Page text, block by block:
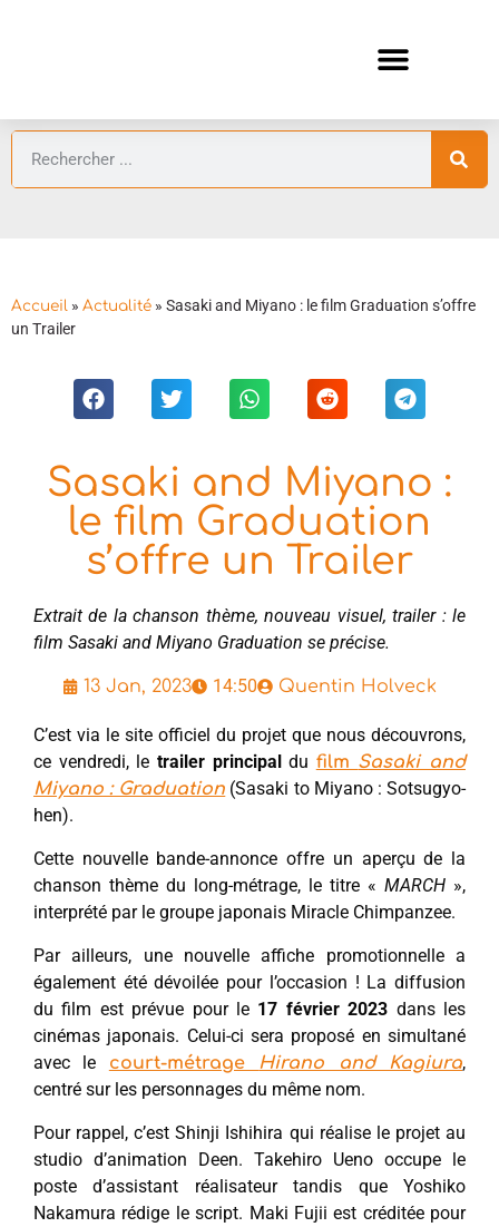
Accueil » Actualité » Sasaki and Miyano : le film Graduation s’offre
un Trailer
Sasaki and Miyano :
le film Graduation
s’offre un Trailer
Extrait de la chanson thème, nouveau visuel, trailer : le
film Sasaki and Miyano Graduation se précise.
13 Jan, 2023 14:50 Quentin Holveck
C’est via le site officiel du projet que nous découvrons,
ce vendredi, le trailer principaldu film Sasaki and
Miyano : Graduation (Sasaki to Miyano : Sotsugyo-
hen).
Cette nouvelle bande-annonce offre un aperçu de la
chanson thème du long-métrage, le titre « MARCH »,
interprété par le groupe japonais Miracle Chimpanzee.
Par ailleurs, une nouvelle affiche promotionnelle a
également été dévoilée pour l’occasion ! La diffusion
du film est prévue pour le 17 février 2023 dans les
cinémas japonais. Celui-ci sera proposé en simultané
avec le court-métrage Hirano and Kagiura,
centré sur les personnages du même nom.
Pour rappel, c’est Shinji Ishihira qui réalise le projet au
studio d’animation Deen. Takehiro Ueno occupe le
poste d’assistant réalisateur tandis que Yoshiko
Nakamura rédige le script. Maki Fujii est créditée pour